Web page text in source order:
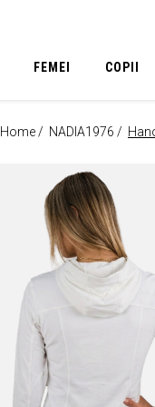
FEMEI COPII
Home / NADIA1976 /